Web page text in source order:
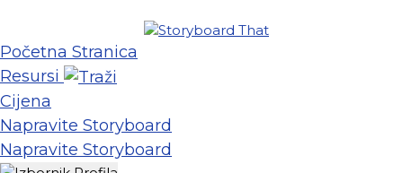
Početna Stranica
Resursi
Cijena
Napravite Storyboard
Napravite Storyboard